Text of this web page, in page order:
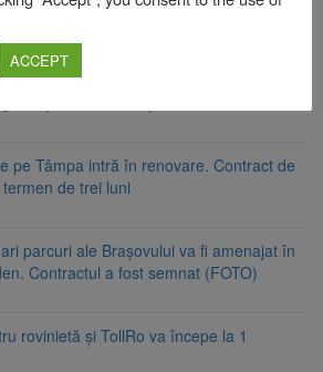
cu sistarea plăților către Brai-Cata și
de gunoi neigienizate
pe Tâmpa intră în renovare. Contract de
de trei luni
parcuri ale Brașovului va fi amenajat în
Contractul a fost semnat (FOTO)
rovinietă și TollRo va începe la 1
ACCEPT